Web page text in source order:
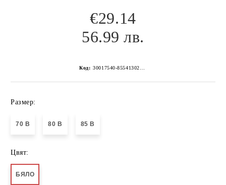
€29.14
56.99 лв.
Код:
Размер:
70 B 80 B 85 B
Цвят:
БЯЛО